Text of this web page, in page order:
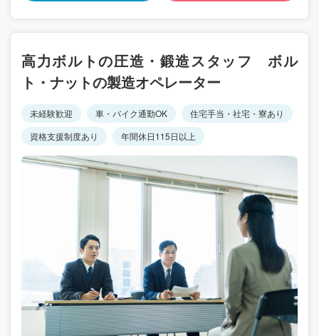
高力ボルトの圧造・鍛造スタッフ ボル
ト・ナットの製造オペレーター
未経験歓迎 車・バイク通勤OK
住宅手当・社宅・寮あり
資格支援制度あり
年間休日115日以上